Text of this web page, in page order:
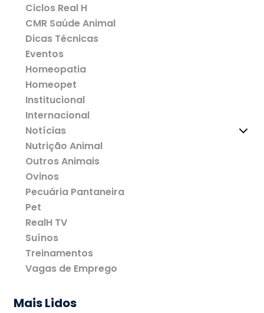
Ciclos Real H
CMR Saúde Animal
Dicas Técnicas
Eventos
Homeopatia
Homeopet
Institucional
Internacional
Notícias
Nutrição Animal
Outros Animais
Ovinos
Pecuária Pantaneira
Pet
RealH TV
Suínos
Treinamentos
Vagas de Emprego
Mais Lidos